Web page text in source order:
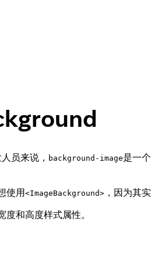
员来说， background-image是一
使用<ImageBackground> ，因为其
和高度样式属性。